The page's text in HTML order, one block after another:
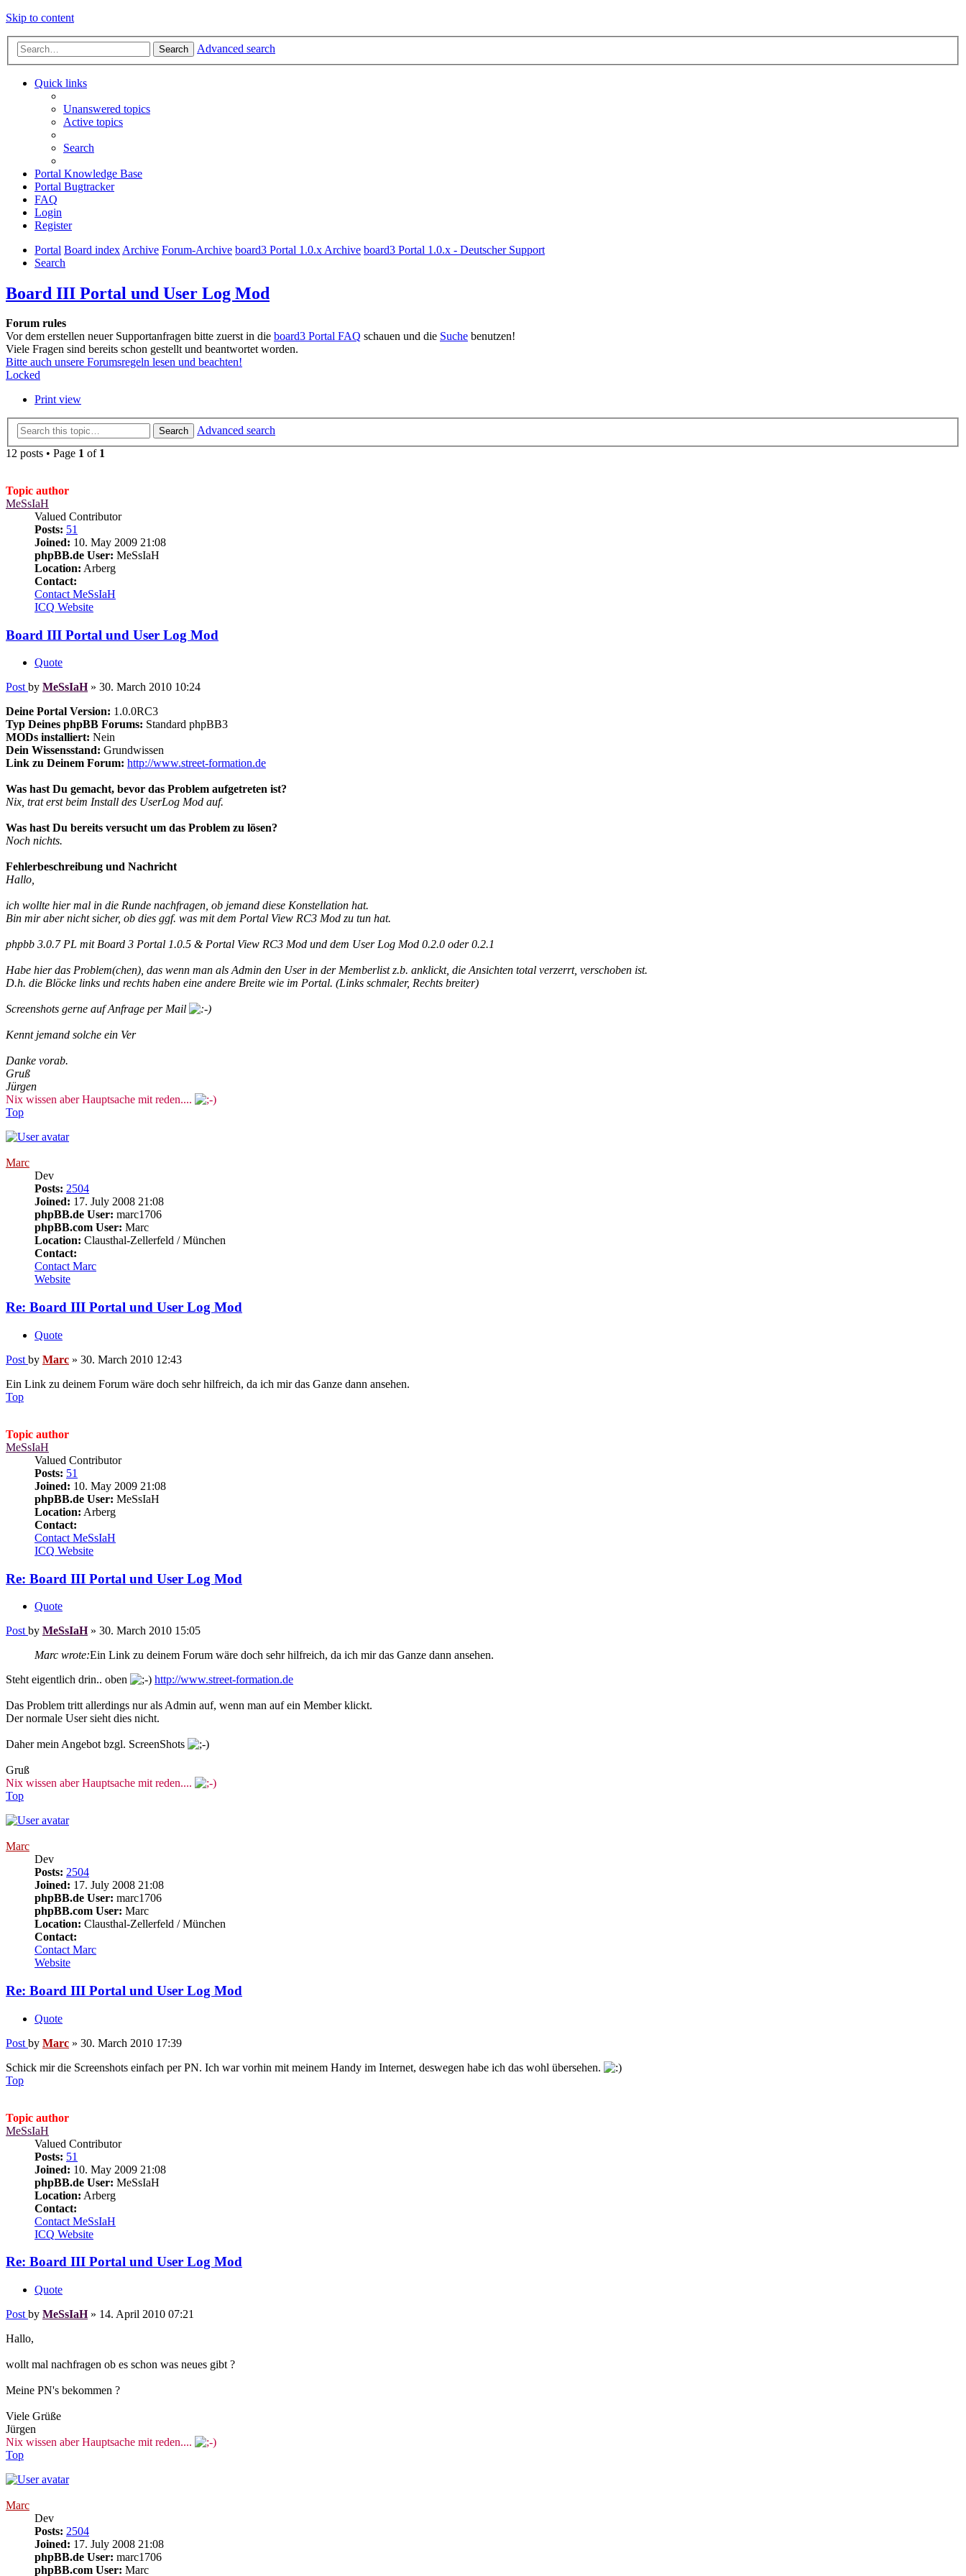
Skip to content
Search Advanced search
Quick links
Unanswered topics
Active topics
Search
Portal Knowledge Base
Portal Bugtracker
FAQ
Login
Register
Portal Board index Archive Forum-Archive board3 Portal 1.0.x Archive board3 Portal 1.0.x - Deutscher Support
Search
Board III Portal und User Log Mod
Forum rules
Vor dem erstellen neuer Supportanfragen bitte zuerst in die board3 Portal FAQ schauen und die Suche benutzen!
Viele Fragen sind bereits schon gestellt und beantwortet worden.
Bitte auch unsere Forumsregeln lesen und beachten!
Locked
Print view
Search
Advanced search
12 posts • Page 1 of 1
Topic author
MeSsIaH
Valued Contributor
Posts: 51
Joined: 10. May 2009 21:08
phpBB.de User: MeSsIaH
Location: Arberg
Contact:
Contact MeSsIaH
ICQ Website
Board III Portal und User Log Mod
Quote
Post by MeSsIaH» 30. March 2010 10:24
Deine Portal Version: 1.0.0RC3
Typ Deines phpBB Forums: Standard phpBB3
MODs installiert: Nein
Dein Wissensstand: Grundwissen
Link zu Deinem Forum: http://www.street-formation.de
Was hast Du gemacht, bevor das Problem aufgetreten ist?
Nix, trat erst beim Install des UserLog Mod auf.
Was hast Du bereits versucht um das Problem zu lösen?
Noch nichts.
Fehlerbeschreibung und Nachricht
Hallo,
ich wollte hier mal in die Runde nachfragen, ob jemand diese Konstellation hat.
Bin mir aber nicht sicher, ob dies ggf. was mit dem Portal View RC3 Mod zu tun hat.
phpbb 3.0.7 PL mit Board 3 Portal 1.0.5 & Portal View RC3 Mod und dem User Log Mod 0.2.0 oder 0.2.1
Habe hier das Problem(chen), das wenn man als Admin den User in der Memberlist z.b. anklickt, die Ansichten total verzerrt, verschoben ist.
D.h. die Blöcke links und rechts haben eine andere Breite wie im Portal. (Links schmaler, Rechts breiter)
Screenshots gerne auf Anfrage per Mail
Kennt jemand solche ein Ver
Danke vorab.
Gruß
Jürgen
Nix wissen aber Hauptsache mit reden....
Top
Marc
Dev
Posts: 2504
Joined: 17. July 2008 21:08
phpBB.de User: marc1706
phpBB.com User: Marc
Location: Clausthal-Zellerfeld / München
Contact:
Contact Marc
Website
Re: Board III Portal und User Log Mod
Quote
Post by Marc » 30. March 2010 12:43
Ein Link zu deinem Forum wäre doch sehr hilfreich, da ich mir das Ganze dann ansehen.
Top
Topic author
MeSsIaH
Valued Contributor
Posts: 51
Joined: 10. May 2009 21:08
phpBB.de User: MeSsIaH
Location: Arberg
Contact:
Contact MeSsIaH
ICQ Website
Re: Board III Portal und User Log Mod
Quote
Post by MeSsIaH» 30. March 2010 15:05
Marc wrote:Ein Link zu deinem Forum wäre doch sehr hilfreich, da ich mir das Ganze dann ansehen.
Steht eigentlich drin.. oben
http://www.street-formation.de
Das Problem tritt allerdings nur als Admin auf, wenn man auf ein Member klickt.
Der normale User sieht dies nicht.
Daher mein Angebot bzgl. ScreenShots
Gruß
Nix wissen aber Hauptsache mit reden....
Top
Marc
Dev
Posts: 2504
Joined: 17. July 2008 21:08
phpBB.de User: marc1706
phpBB.com User: Marc
Location: Clausthal-Zellerfeld / München
Contact:
Contact Marc
Website
Re: Board III Portal und User Log Mod
Quote
Post by Marc » 30. March 2010 17:39
Schick mir die Screenshots einfach per PN. Ich war vorhin mit meinem Handy im Internet, deswegen habe ich das wohl übersehen.
Top
Topic author
MeSsIaH
Valued Contributor
Posts: 51
Joined: 10. May 2009 21:08
phpBB.de User: MeSsIaH
Location: Arberg
Contact:
Contact MeSsIaH
ICQ Website
Re: Board III Portal und User Log Mod
Quote
Post by MeSsIaH» 14. April 2010 07:21
Hallo,
wollt mal nachfragen ob es schon was neues gibt ?
Meine PN's bekommen ?
Viele Grüße
Jürgen
Nix wissen aber Hauptsache mit reden....
Top
Marc
Dev
Posts: 2504
Joined: 17. July 2008 21:08
phpBB.de User: marc1706
phpBB.com User: Marc